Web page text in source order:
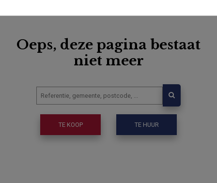
Oeps, deze pagina bestaat
niet meer
TE KOOP TE HUUR